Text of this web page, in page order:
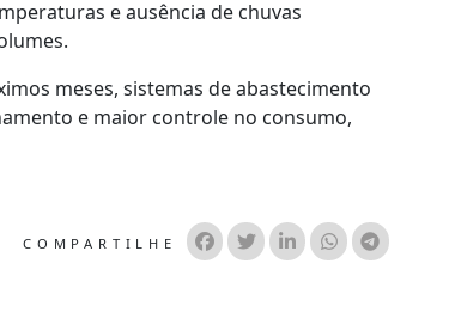
e ausência de chuvas
meses, sistemas de abastecimento
e maior controle no consumo,
COMPARTILHE